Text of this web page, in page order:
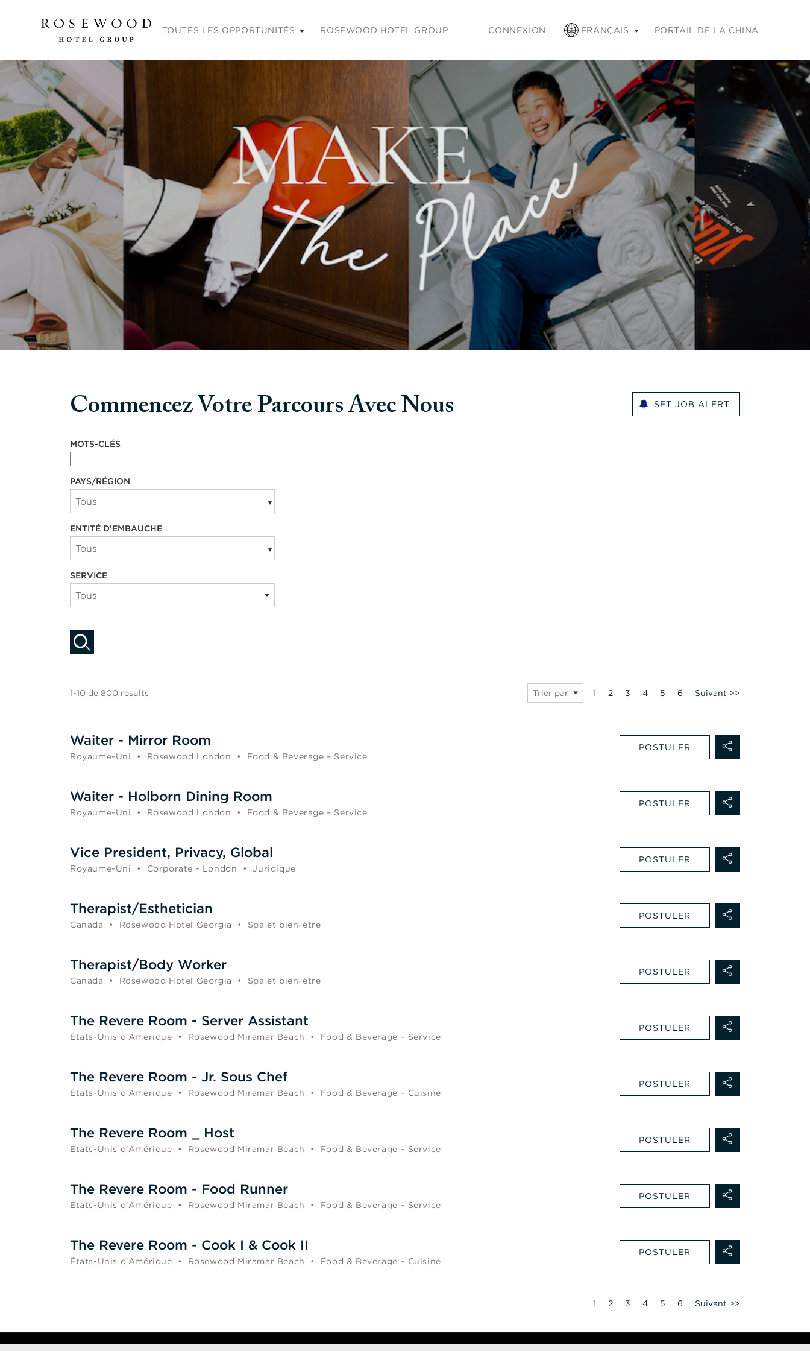
Menu principal. Appuyez sur les touches Entrée ou Espace pour agrandir et sur la touche Échap pour réduire
TOUTES LES OPPORTUNITÉS ROSEWOOD HOTEL GROUP CONNEXION FRANÇAIS PORTAIL DE LA CHINA
Commencez Votre Parcours Avec Nous SET JOB ALERT
Commencez votre parcours avec nous
MOTS-CLÉS
PAYS/RÉGION
ENTITÉ D’EMBAUCHE
SERVICETous
Tous
1-10 de 800 results Trier par Page
1 2 3 4 5 6 Suivant >>
Waiter - Mirror Room
Royaume-Uni • Rosewood London • Food & Beverage – Service
POSTULER
Waiter - Holborn Dining Room
Royaume-Uni • Rosewood London • Food & Beverage – Service
POSTULER
Vice President, Privacy, Global
Royaume-Uni • Corporate - London • Juridique
POSTULER
Therapist/Esthetician
Canada • Rosewood Hotel Georgia • Spa et bien-être
POSTULER
Therapist/Body Worker
Canada • Rosewood Hotel Georgia • Spa et bien-être
POSTULER
The Revere Room - Server Assistant
États-Unis d'Amérique • Rosewood Miramar Beach • Food & Beverage – Service
POSTULER
The Revere Room - Jr. Sous Chef
États-Unis d'Amérique • Rosewood Miramar Beach • Food & Beverage – Cuisine
POSTULER
The Revere Room _ Host
États-Unis d'Amérique • Rosewood Miramar Beach • Food & Beverage – Service
POSTULER
The Revere Room - Food Runner
États-Unis d'Amérique • Rosewood Miramar Beach • Food & Beverage – Service
POSTULER
The Revere Room - Cook I & Cook II
États-Unis d'Amérique • Rosewood Miramar Beach • Food & Beverage – Cuisine
POSTULER
Page
1 2 3 4 5 6 Suivant >>